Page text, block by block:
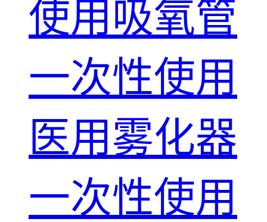
使用吸氧管
一次性使用
医用雾化器
一次性使用